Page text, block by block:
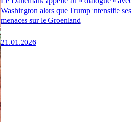
Washington alors que Trump intensifie ses
menaces sur le Groenland
21.01.2026